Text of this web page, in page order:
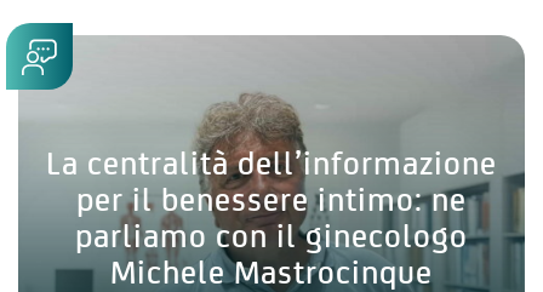
La centralità dell’informazione
per il benessere intimo: ne
parliamo con il ginecologo
Michele Mastrocinque